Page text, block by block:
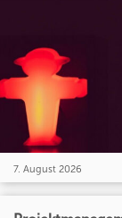
7. August 2026